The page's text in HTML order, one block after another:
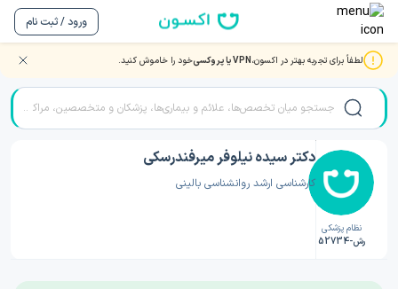
ورود / ثبت نام
لطفاً برای تجربه بهتر در اکسون،VPN یا پروکسی خود را خاموش کنید. صفحه اصلی/دکتر روانشناسی/دکتر سیده نیلوفر میرفندرسکی
نظام پزشکی
رش-52734
دکتر سیده نیلوفر میرفندرسکی
کارشناسی ارشد روانشناسی بالینی